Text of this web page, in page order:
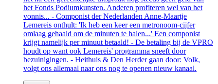
het Fonds Podiumkunsten. Anderen profiteren wel van het
vonnis... - Componist der Nederlanden Anne-Maartje
Lemereis onthult: 'Ik heb een keer een metronoom-cijfer
omlaag gehaald om de minuten te halen...' Een componist
krijgt namelijk per minuut betaald! - De betaling bij de VPRO
houdt op want ook Lemereis' programma sneeft door
bezuinigingen. - Heithuis & Den Herder gaan door: Volk,
volgt ons allemaal naar ons nog te openen nieuw kanaal.